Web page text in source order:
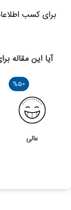
برای کسب
آیا این مقاله
%50
عالی